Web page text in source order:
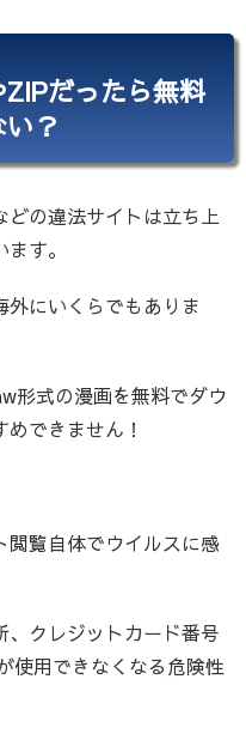
だったら無料
？
どの違法サイトは立ち上
す。
外にいくらでもありま
形式の漫画を無料でダウ
できません！
閲覧自体でウイルスに感
クレジットカード番号
使用できなくなる危険性